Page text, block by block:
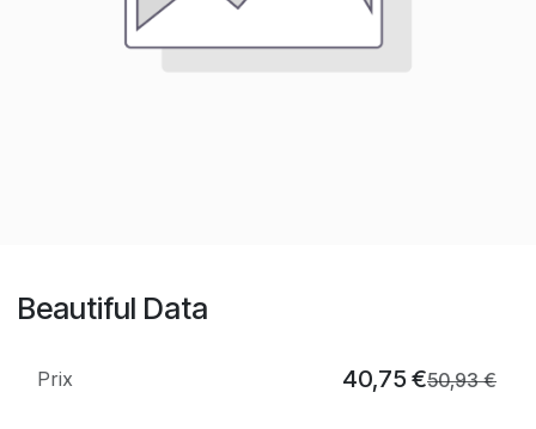
Beautiful Data
Prix 40,75 €50,93€